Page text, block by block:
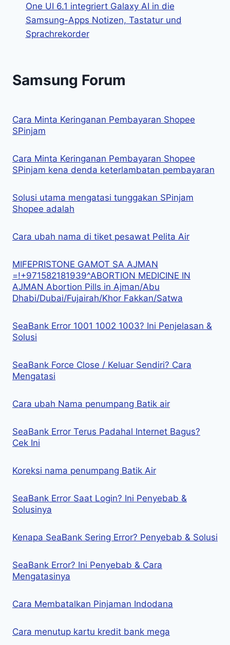
One UI 6.1 integriert Galaxy AI in die
Samsung-Apps Notizen, Tastatur und
Sprachrekorder
Samsung Forum
Cara Minta Keringanan Pembayaran Shopee
SPinjam
Cara Minta Keringanan Pembayaran Shopee
SPinjam kena denda keterlambatan pembayaran
Solusi utama mengatasi tunggakan SPinjam
Shopee adalah
Cara ubah nama di tiket pesawat Pelita Air
MIFEPRISTONE GAMOT SA AJMAN
=!+971582181939^ABORTION MEDICINE IN
AJMAN Abortion Pills in Ajman/Abu
Dhabi/Dubai/Fujairah/Khor Fakkan/Satwa
SeaBank Error 1001 1002 1003? Ini Penjelasan &
Solusi
SeaBank Force Close / Keluar Sendiri? Cara
Mengatasi
Cara ubah Nama penumpang Batik air
SeaBank Error Terus Padahal Internet Bagus?
Cek Ini
Koreksi nama penumpang Batik Air
SeaBank Error Saat Login? Ini Penyebab &
Solusinya
Kenapa SeaBank Sering Error? Penyebab & Solusi
SeaBank Error? Ini Penyebab & Cara
Mengatasinya
Cara Membatalkan Pinjaman Indodana
Cara menutup kartu kredit bank mega